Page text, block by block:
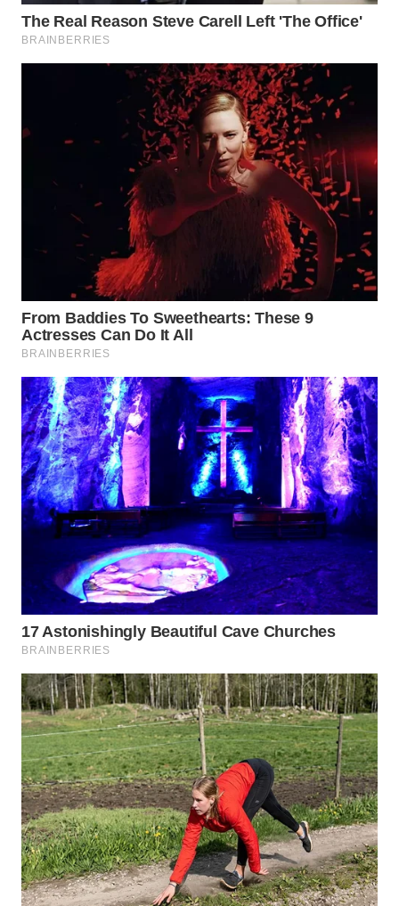
WN
SEMARANG
WN
WN
BOROBUDUR
WN
MADURA
WN
SURABAYA
WN
NATUNA
WN
BINTAN
WN
MANDALIKA
WN
WN
LABUANBAJO
WN
BORNEO
Wahana
Media
Group